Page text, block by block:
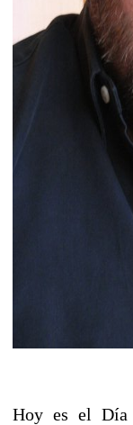
Hoy es el Día